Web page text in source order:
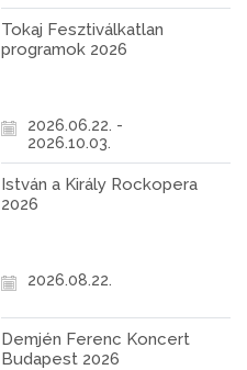
Tokaj Fesztiválkatlan
programok 2026
2026.06.22. -
2026.10.03.
István a Király Rockopera
2026
2026.08.22.
Demjén Ferenc Koncert
Budapest 2026